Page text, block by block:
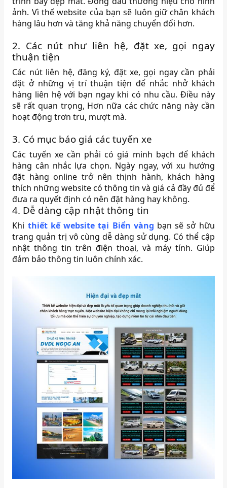
ảnh. Vì thế website của bạn sẽ luôn giữ chân khách
hàng lâu hơn và tăng khả năng chuyển đổi hơn.
2. Các nút như liên hệ, đặt xe, gọi ngay
thuận tiện
Các nút liên hệ, đăng ký, đặt xe, gọi ngay cần phải
đặt ở những vị trí thuận tiện để nhắc nhở khách
hàng liên hệ với bạn ngay khi có nhu cầu. Điều này
sẽ rất quan trọng, Hơn nữa các chức năng này cần
hoạt động trơn tru, mượt mà.
3. Có mục báo giá các tuyến xe
Các tuyến xe cần phải có giá minh bạch để khách
hàng cân nhắc lựa chọn. Ngày ngay, với xu hướng
đặt hàng online trở nên thịnh hành, khách hàng
thích những website có thông tin và giá cả đầy đủ để
đưa ra quyết định có nên đặt hàng hay không.
4. Dễ dàng cập nhật thông tin
Khi thiết kế website tại Biển vàng bạn sẽ sở hữu
trang quản trị vô cùng dễ dàng sử dụng. Có thể cập
nhật thông tin trên điện thoại, và máy tính. Giúp
đảm bảo thông tin luôn chính xác.